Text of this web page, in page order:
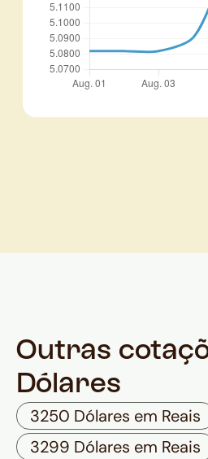
Outras
Dólares
3250 Dólares em Reais
3299 Dólares em Reais